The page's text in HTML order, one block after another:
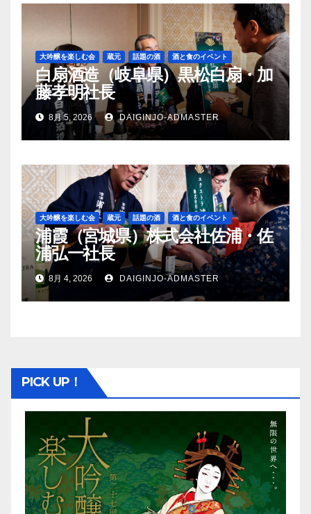
大吟醸を楽しむ会 蔵元 話題の酒 酒と食のイベント
白扇酒造（岐阜県）黒松白扇・加
藤孝明社長
8月 5, 2026 DAIGINJO-ADMASTER
大吟醸を楽しむ会 蔵元 話題の酒 酒と食のイベント
浦霞（宮城県）株式会社佐浦・佐
浦弘一社長
8月 4, 2026 DAIGINJO-ADMASTER
PICK UP！